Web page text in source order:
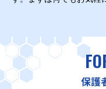
保護